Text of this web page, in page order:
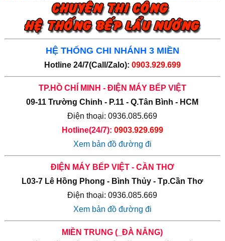
HỆ THỐNG CHI NHÁNH 3 MIỀN
Hotline 24/7(Call/Zalo): 0903.929.699
TP.HỒ CHÍ MINH - ĐIỆN MÁY BẾP VIỆT
09-11 Trường Chinh - P.11 - Q.Tân Bình - HCM
Điện thoại: 0936.085.669
Hotline(24/7): 0903.929.699
Xem bản đồ đường đi
ĐIỆN MÁY BẾP VIỆT - CẦN THƠ
L03-7 Lê Hồng Phong - Bình Thủy - Tp.Cần Thơ
Điện thoại: 0936.085.669
Xem bản đồ đường đi
MIỀN TRUNG (_ĐÀ NẴNG)